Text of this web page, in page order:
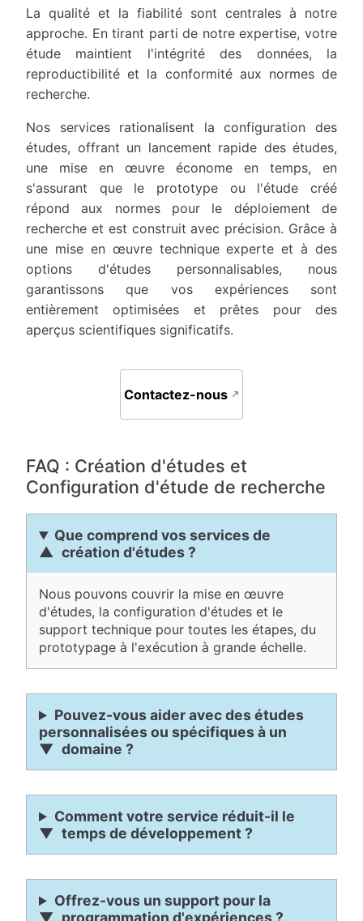
La qualité et la fiabilité sont centrales à notre
approche. En tirant parti de notre expertise, votre
étude maintient l'intégrité des données, la
reproductibilité et la conformité aux normes de
recherche.
Nos services rationalisent la configuration des
études, offrant un lancement rapide des études,
une mise en œuvre économe en temps, en
s'assurant que le prototype ou l'étude créé
répond aux normes pour le déploiement de
recherche et est construit avec précision. Grâce à
une mise en œuvre technique experte et à des
options d'études personnalisables, nous
garantissons que vos expériences sont
entièrement optimisées et prêtes pour des
aperçus scientifiques significatifs.
Contactez-nous
FAQ : Création d'études et
Configuration d'étude de recherche
Que comprend vos services de
création d'études ?
Nous pouvons couvrir la mise en œuvre
d'études, la configuration d'études et le
support technique pour toutes les étapes, du
prototypage à l'exécution à grande échelle.
Pouvez-vous aider avec des études
personnalisées ou spécifiques à un
domaine ?
Comment votre service réduit-il le
temps de développement ?
Offrez-vous un support pour la
programmation d'expériences ?